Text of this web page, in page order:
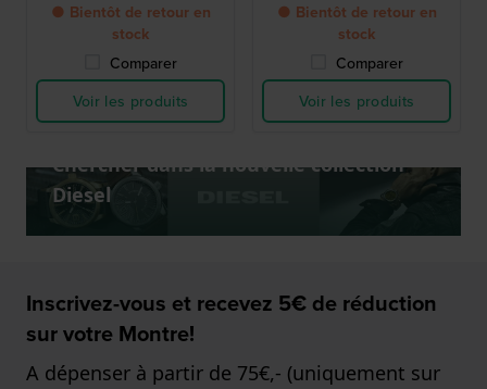
● Bientôt de retour en
stock
Comparer
Voir les produits
● Bientôt de retour en
stock
Comparer
Voir les produits
Chercher dans la nouvelle collection
Diesel
Inscrivez-vous et recevez 5€ de réduction
sur votre Montre!
A dépenser à partir de 75€,- (uniquement sur